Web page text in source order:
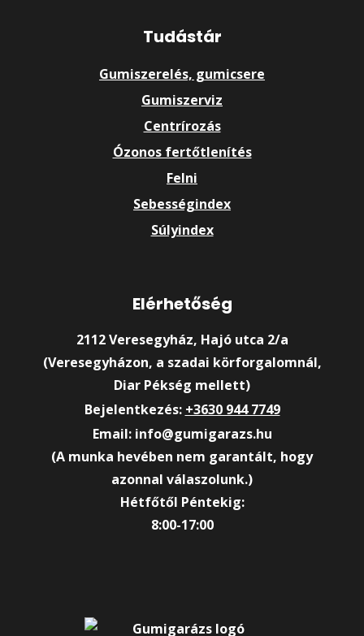
Tudástár
Gumiszerelés, gumicsere
Gumiszerviz
Centrírozás
Ózonos fertőtlenítés
Felni
Sebességindex
Súlyindex
Elérhetőség
2112 Veresegyház, Hajó utca 2/a
(Veresegyházon, a szadai körforgalomnál,
Diar Pékség mellett)
Bejelentkezés: +3630 944 7749
Email: info@gumigarazs.hu
(A munka hevében nem garantált, hogy
azonnal válaszolunk.)
Hétfőtől Péntekig:
8:00-17:00